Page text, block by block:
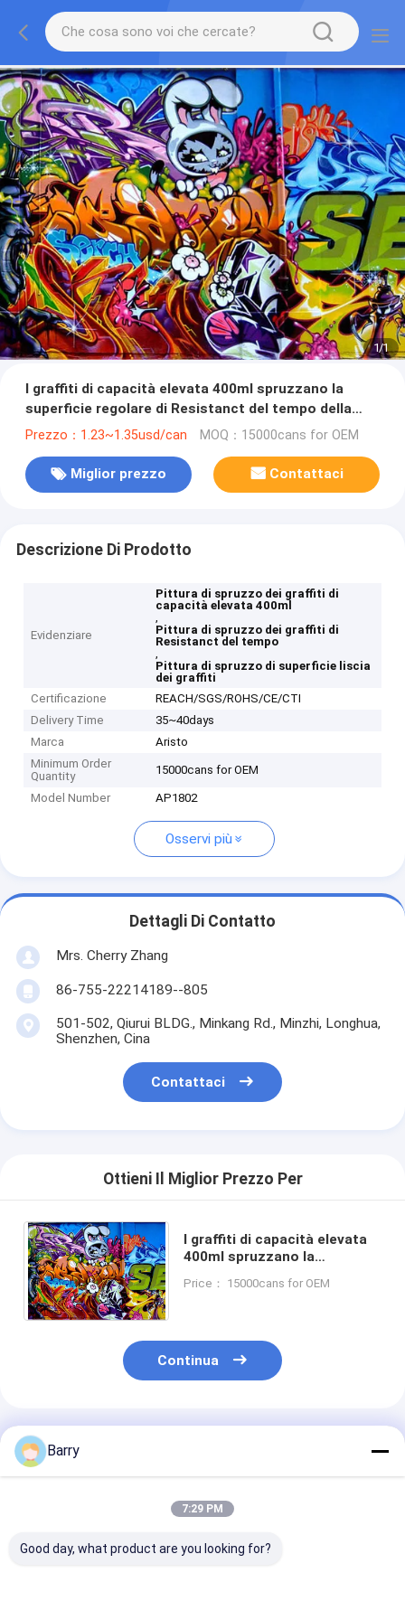
1/1
I graffiti di capacità elevata 400ml spruzzano la
superficie regolare di Resistanct del tempo della
pittura
Prezzo：1.23~1.35usd/can MOQ：15000cans for OEM
Miglior prezzo Contattaci
Descrizione Di Prodotto
Evidenziare
Pittura di spruzzo dei graffiti di
capacità elevata 400ml
,
Pittura di spruzzo dei graffiti di
Resistanct del tempo
,
Pittura di spruzzo di superficie liscia
dei graffiti
Certificazione
REACH/SGS/ROHS/CE/CTI
Delivery Time
35~40days
Marca
Aristo
Minimum Order
Quantity
15000cans for OEM
Model Number AP1802
Osservi più
Dettagli Di Contatto
Mrs. Cherry Zhang
86-755-22214189--805
501-502, Qiurui BLDG., Minkang Rd., Minzhi, Longhua,
Shenzhen, Cina
Contattaci
Ottieni Il Miglior Prezzo Per
I graffiti di capacità elevata
400ml spruzzano la
Resistanct del tempo della
Price： 15000cans for OEM
Continua
Prodotti Raccomandati
Barry
7:29 PM
Good day, what product are you looking for?